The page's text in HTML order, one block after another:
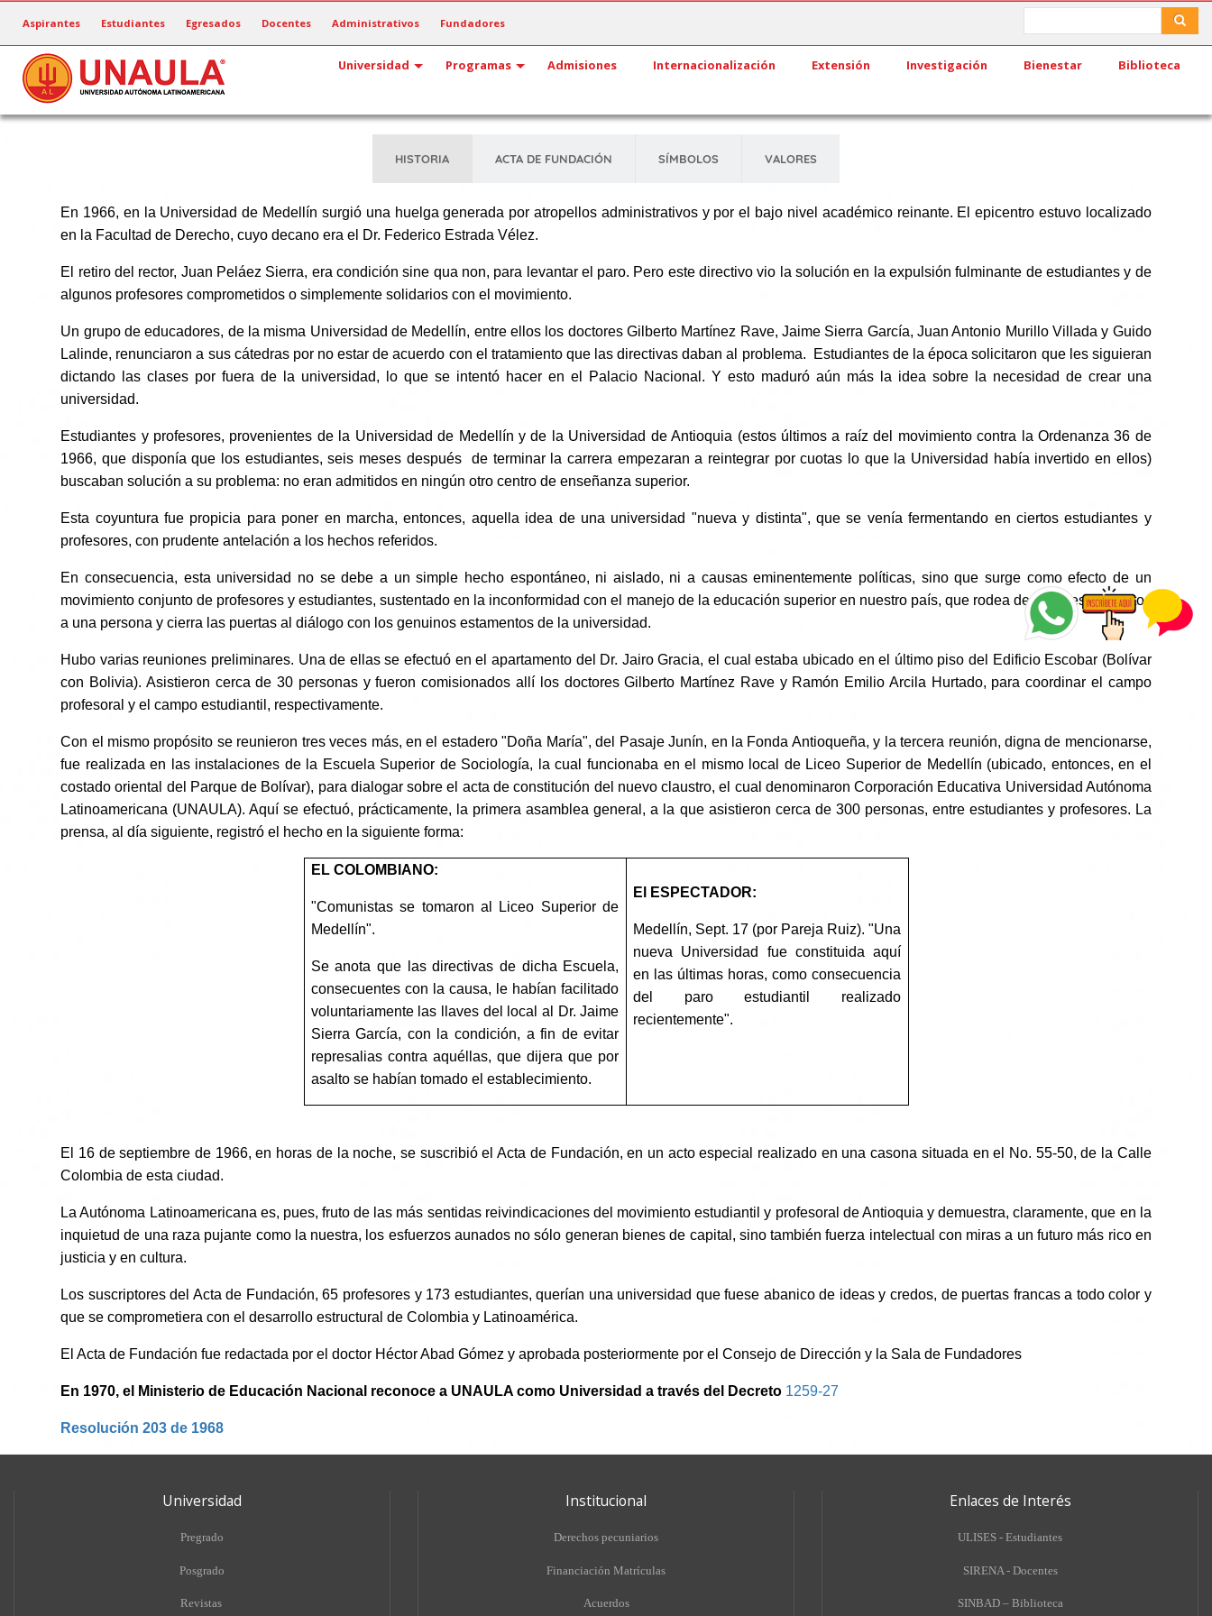
contenido
principal
Aspirantes Estudiantes Egresados Docentes Administrativos Fundadores
Universidad Programas Admisiones Internacionalización Extensión Investigación Bienestar Biblioteca
HISTORIA ACTA DE FUNDACIÓN SÍMBOLOS VALORES
En 1966, en la Universidad de Medellín surgió una huelga generada por atropellos administrativos y por el bajo nivel académico reinante. El epicentro estuvo localizado
en la Facultad de Derecho, cuyo decano era el Dr. Federico Estrada Vélez.
El retiro del rector, Juan Peláez Sierra, era condición sine qua non, para levantar el paro. Pero este directivo vio la solución en la expulsión fulminante de estudiantes y de
algunos profesores comprometidos o simplemente solidarios con el movimiento.
Un grupo de educadores, de la misma Universidad de Medellín, entre ellos los doctores Gilberto Martínez Rave, Jaime Sierra García, Juan Antonio Murillo Villada y Guido
Lalinde, renunciaron a sus cátedras por no estar de acuerdo con el tratamiento que las directivas daban al problema. Estudiantes de la época solicitaron que les siguieran
dictando las clases por fuera de la universidad, lo que se intentó hacer en el Palacio Nacional. Y esto maduró aún más la idea sobre la necesidad de crear una
universidad.
Estudiantes y profesores, provenientes de la Universidad de Medellín y de la Universidad de Antioquia (estos últimos a raíz del movimiento contra la Ordenanza 36 de
1966, que disponía que los estudiantes, seis meses después de terminar la carrera empezaran a reintegrar por cuotas lo que la Universidad había invertido en ellos)
buscaban solución a su problema: no eran admitidos en ningún otro centro de enseñanza superior.
Esta coyuntura fue propicia para poner en marcha, entonces, aquella idea de una universidad "nueva y distinta", que se venía fermentando en ciertos estudiantes y
profesores, con prudente antelación a los hechos referidos.
En consecuencia, esta universidad no se debe a un simple hecho espontáneo, ni aislado, ni a causas eminentemente políticas, sino que surge como efecto de un
movimiento conjunto de profesores y estudiantes, sustentado en la inconformidad con el manejo de la educación superior en nuestro país, que rodea de poderes absolutos
a una persona y cierra las puertas al diálogo con los genuinos estamentos de la universidad.
Hubo varias reuniones preliminares. Una de ellas se efectuó en el apartamento del Dr. Jairo Gracia, el cual estaba ubicado en el último piso del Edificio Escobar (Bolívar
con Bolivia). Asistieron cerca de 30 personas y fueron comisionados allí los doctores Gilberto Martínez Rave y Ramón Emilio Arcila Hurtado, para coordinar el campo
profesoral y el campo estudiantil, respectivamente.
Con el mismo propósito se reunieron tres veces más, en el estadero "Doña María", del Pasaje Junín, en la Fonda Antioqueña, y la tercera reunión, digna de mencionarse,
fue realizada en las instalaciones de la Escuela Superior de Sociología, la cual funcionaba en el mismo local de Liceo Superior de Medellín (ubicado, entonces, en el
costado oriental del Parque de Bolívar), para dialogar sobre el acta de constitución del nuevo claustro, el cual denominaron Corporación Educativa Universidad Autónoma
Latinoamericana (UNAULA). Aquí se efectuó, prácticamente, la primera asamblea general, a la que asistieron cerca de 300 personas, entre estudiantes y profesores. La
prensa, al día siguiente, registró el hecho en la siguiente forma:
EL COLOMBIANO:
"Comunistas se tomaron al Liceo Superior de
Medellín".
Se anota que las directivas de dicha Escuela,
consecuentes con la causa, le habían facilitado
voluntariamente las llaves del local al Dr. Jaime
Sierra García, con la condición, a fin de evitar
represalias contra aquéllas, que dijera que por
asalto se habían tomado el establecimiento.
El ESPECTADOR:
Medellín, Sept. 17 (por Pareja Ruiz). "Una
nueva Universidad fue constituida aquí
en las últimas horas, como consecuencia
del paro estudiantil realizado
recientemente".
El 16 de septiembre de 1966, en horas de la noche, se suscribió el Acta de Fundación, en un acto especial realizado en una casona situada en el No. 55-50, de la Calle
Colombia de esta ciudad.
La Autónoma Latinoamericana es, pues, fruto de las más sentidas reivindicaciones del movimiento estudiantil y profesoral de Antioquia y demuestra, claramente, que en la
inquietud de una raza pujante como la nuestra, los esfuerzos aunados no sólo generan bienes de capital, sino también fuerza intelectual con miras a un futuro más rico en
justicia y en cultura.
Los suscriptores del Acta de Fundación, 65 profesores y 173 estudiantes, querían una universidad que fuese abanico de ideas y credos, de puertas francas a todo color y
que se comprometiera con el desarrollo estructural de Colombia y Latinoamérica.
El Acta de Fundación fue redactada por el doctor Héctor Abad Gómez y aprobada posteriormente por el Consejo de Dirección y la Sala de Fundadores
En 1970, el Ministerio de Educación Nacional reconoce a UNAULA como Universidad a través del Decreto 1259-27
Resolución 203 de 1968
Universidad
Pregrado
Posgrado
Revistas
Institucional
Derechos pecuniarios
Financiación Matrículas
Acuerdos
Enlaces de Interés
ULISES - Estudiantes
SIRENA - Docentes
SINBAD – Biblioteca